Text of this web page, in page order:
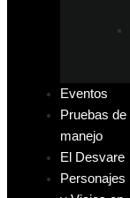
Eventos
Pruebas de
manejo
El Desvare
Personajes